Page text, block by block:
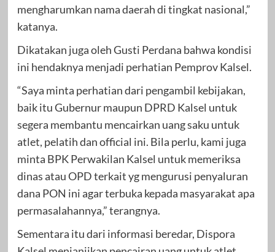
mengharumkan nama daerah di tingkat nasional,”
katanya.
Dikatakan juga oleh Gusti Perdana bahwa kondisi
ini hendaknya menjadi perhatian Pemprov Kalsel.
“Saya minta perhatian dari pengambil kebijakan,
baik itu Gubernur maupun DPRD Kalsel untuk
segera membantu mencairkan uang saku untuk
atlet, pelatih dan official ini. Bila perlu, kami juga
minta BPK Perwakilan Kalsel untuk memeriksa
dinas atau OPD terkait yg mengurusi penyaluran
dana PON ini agar terbuka kepada masyarakat apa
permasalahannya,” terangnya.
Sementara itu dari informasi beredar, Dispora